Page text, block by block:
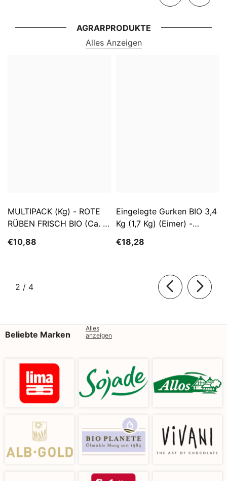
AGRARPRODUKTE
Alles Anzeigen
MULTIPACK (kg) - ROTE
RÜBEN FRISCH BIO (ca. 5
€10,88
Eingelegte Gurken BIO 3,4
Kg (1,7 Kg) (Eimer) -
€18,28
2 / von
4
Beliebte Marken
Alles
anzeigen